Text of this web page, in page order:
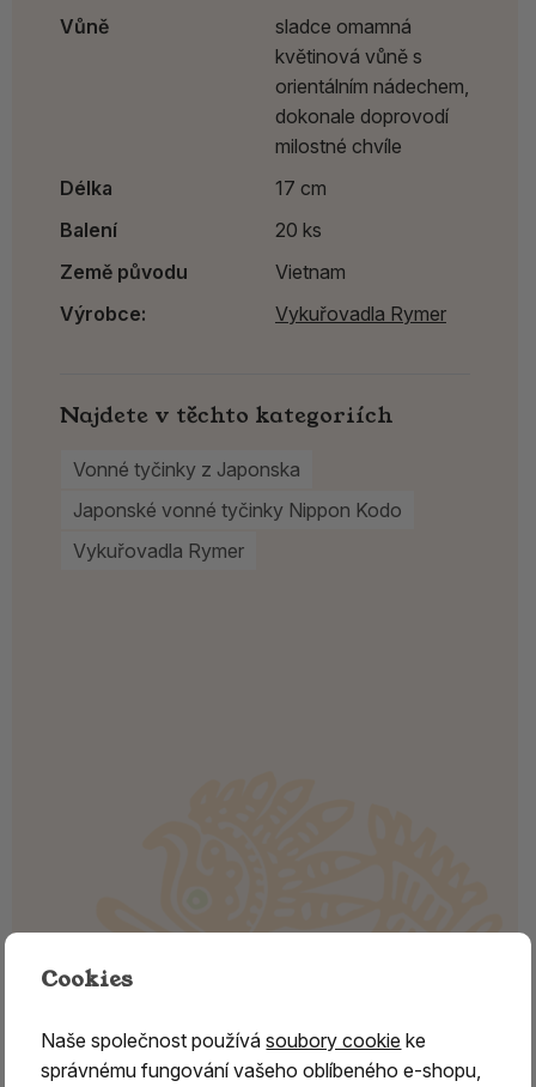
Vůně
sladce omamná
květinová vůně s
orientálním nádechem,
dokonale doprovodí
milostné chvíle
Délka
17 cm
Balení
20 ks
Země původu
Vietnam
Výrobce:
Vykuřovadla Rymer
Najdete v těchto kategoriích
Vonné tyčinky z Japonska
Japonské vonné tyčinky Nippon Kodo
Vykuřovadla Rymer
Cookies
Naše společnost používásoubory cookie ke
správnému fungování vašeho oblíbeného e-shopu,